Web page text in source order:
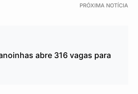
PRÓXIMA NOTÍCIA
abre 316 vagas para